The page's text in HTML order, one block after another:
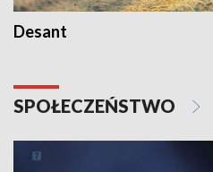
Desant
SPOŁECZEŃSTWO